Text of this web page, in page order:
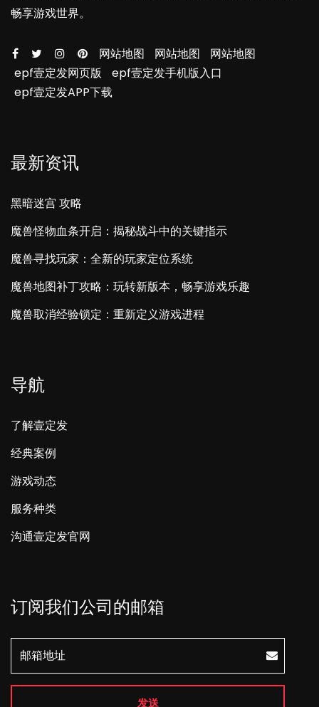
畅享游戏世界。
网站地图 网站地图
网站地图
epf壹定发网页版
epf壹定发手机版入口
epf壹定发APP下载
最新资讯
黑暗迷宫 攻略
魔兽怪物血条开启：揭秘战斗中的关键指示
魔兽寻找玩家：全新的玩家定位系统
魔兽地图补丁攻略：玩转新版本，畅享游戏乐趣
魔兽取消经验锁定：重新定义游戏进程
导航
了解壹定发
经典案例
游戏动态
服务种类
沟通壹定发官网
订阅我们公司的邮箱
发送